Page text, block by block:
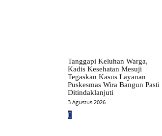
Tanggapi Keluhan Warga,
Kadis Kesehatan Mesuji
Tegaskan Kasus Layanan
Puskesmas Wira Bangun Pasti
Ditindaklanjuti
3 Agustus 2026